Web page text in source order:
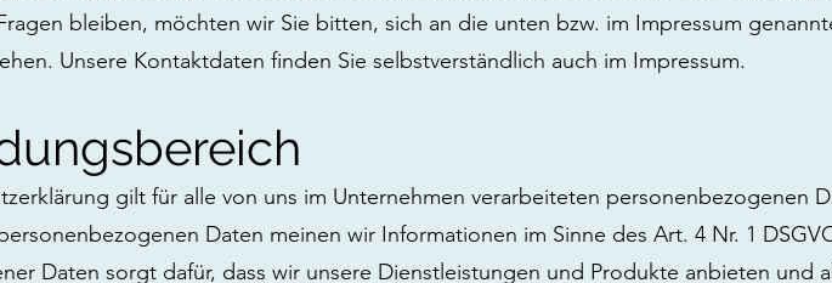
bleiben, möchten wir Sie bitten, sich an die unten bzw. im Impressum
Unsere Kontaktdaten finden Sie selbstverständlich auch im Impressum.
gilt für alle von uns im Unternehmen verarbeiteten
Daten meinen wir Informationen im Sinne des Art. 4 Nr. 1
Daten sorgt dafür, dass wir unsere Dienstleistungen und Produkte anbieten